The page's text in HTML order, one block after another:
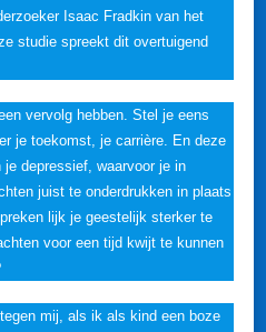
Isaac Fradkin van het
studie spreekt dit overtuigend
vervolg hebben. Stel je eens
je toekomst, je carrière. En deze
depressief, waarvoor je in
juist te onderdrukken in plaats
lijk je geestelijk sterker te
voor een tijd kwijt te kunnen
mij, als ik als kind een boze